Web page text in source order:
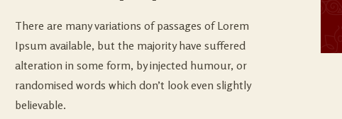
There are many variations of passages of Lorem
Ipsum available, but the majority have suffered
alteration in some form, by injected humour, or
randomised words which don’t look even slightly
believable.